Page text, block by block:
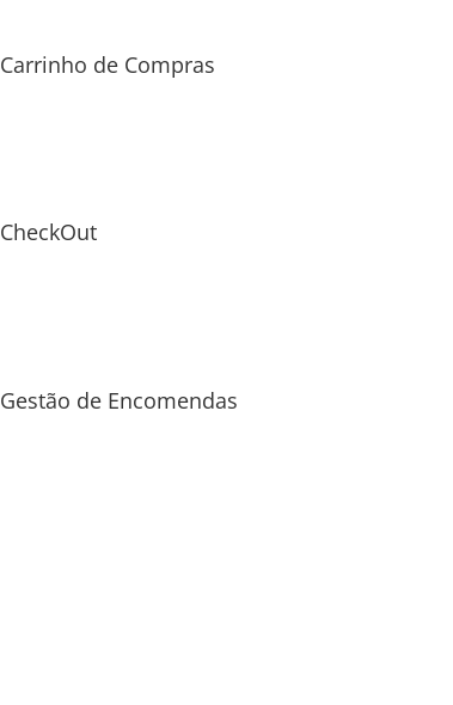
Carrinho de Compras
CheckOut
Gestão de Encomendas